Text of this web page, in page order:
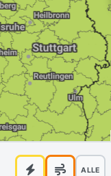
ALLE